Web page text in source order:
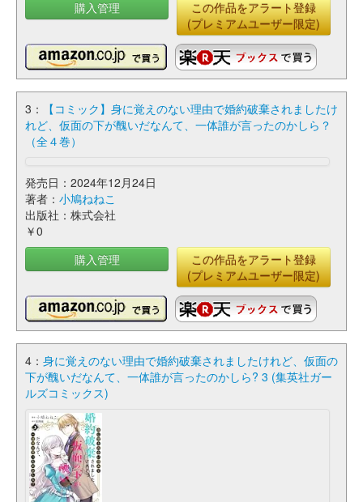
購入管理
この作品をアラート登録
(プレミアムユーザー限定)
3：
【コミック】身に覚えのない理由で婚約破棄されましたけ
れど、仮面の下が醜いだなんて、一体誰が言ったのかしら？
（全４巻）
発売日：2024年12月24日
著者： 小鳩ねねこ
出版社：株式会社
￥0
購入管理
この作品をアラート登録
(プレミアムユーザー限定)
4： 身に覚えのない理由で婚約破棄されましたけれど、仮面の
下が醜いだなんて、一体誰が言ったのかしら? 3 (集英社ガー
ルズコミックス)